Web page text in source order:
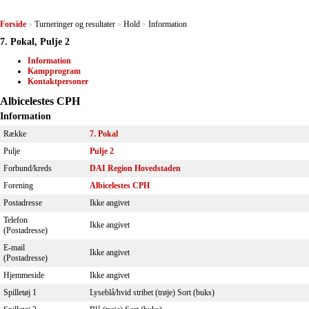
Forside > Turneringer og resultater > Hold > Information
7. Pokal, Pulje 2
Information
Kampprogram
Kontaktpersoner
Albicelestes CPH
Information
Række
7. Pokal
Pulje
Pulje 2
Forbund/kreds
DAI Region Hovedstaden
Forening
Albicelestes CPH
Postadresse
Ikke angivet
Telefon
(Postadresse)
Ikke angivet
E-mail
(Postadresse)
Ikke angivet
Hjemmeside
Ikke angivet
Spilletøj 1
Lyseblå/hvid stribet (trøje) Sort (buks)